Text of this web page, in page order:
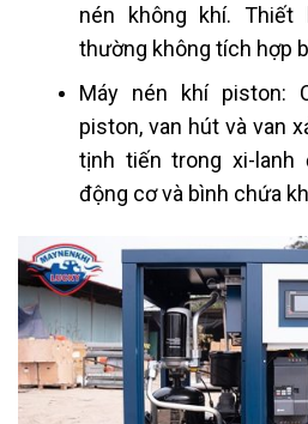
nén không khí.
thường không tích hợp
Máy nén khí piston:
piston, van hút và van
tịnh tiến trong xi-lanh
động cơ và bình chứa